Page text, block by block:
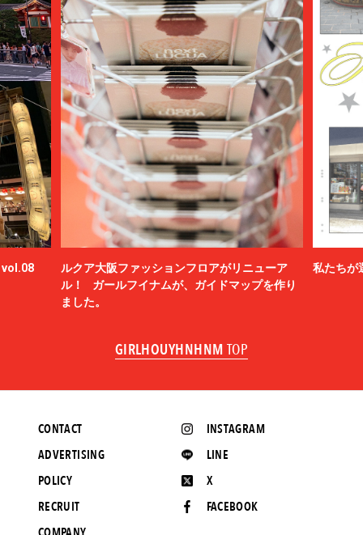
vol.08
ルクア大阪ファッションフロアがリニューア
ル！ ガールフイナムが、ガイドマップを作り
ました。
私たちが
GIRLHOUYHNHNM TOP
INSTAGRAM
LINE
X
FACEBOOK
CONTACT
ADVERTISING
POLICY
RECRUIT